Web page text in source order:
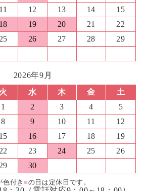
11 12 13 14
15
18 19 20 21
22
25 26 27 28
29
2026年9月
火 水 木 金
土
1
2 3 4
5
8 9 10 11
12
15 16 17 18
19
22 23 24 25
26
29 30
付き ■の日は定休日です。